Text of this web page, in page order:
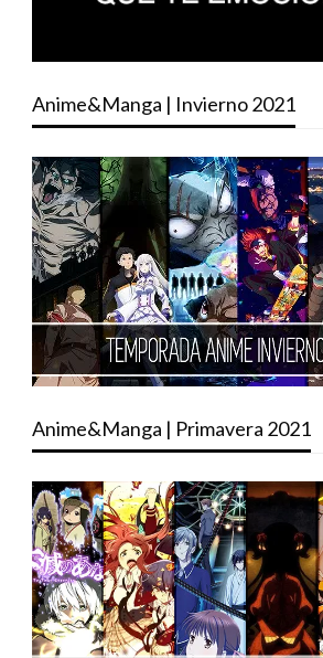
Anime&Manga | Invierno 2021
Anime&Manga | Primavera 2021